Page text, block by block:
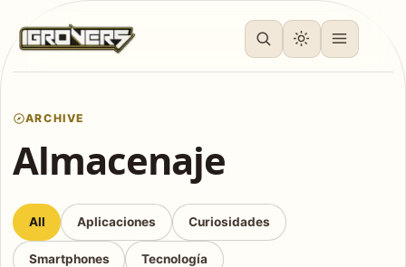
ARCHIVE
Almacenaje
All Aplicaciones Curiosidades
Smartphones Tecnología